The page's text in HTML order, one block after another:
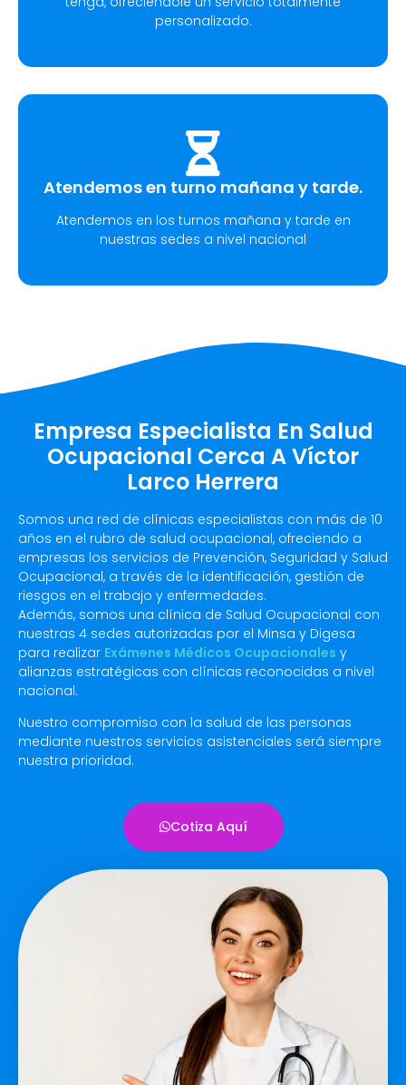
personalizado.
Atendemos en turno mañana y tarde.
Atendemos en los turnos mañana y tarde en
nuestras sedes a nivel nacional
Empresa Especialista En Salud
Ocupacional Cerca A Víctor
Larco Herrera
Somos una red de clínicas especialistas con más de 10
años en el rubro de salud ocupacional, ofreciendo a
empresas los servicios de Prevención, Seguridad y Salud
Ocupacional, a través de la identificación, gestión de
riesgos en el trabajo y enfermedades.
Además, somos una clínica de Salud Ocupacional con
nuestras 4 sedes autorizadas por el Minsa y Digesa
para realizar Exámenes Médicos Ocupacionales y
alianzas estratégicas con clínicas reconocidas a nivel
nacional.
Nuestro compromiso con la salud de las personas
mediante nuestros servicios asistenciales será siempre
nuestra prioridad.
Cotiza Aquí